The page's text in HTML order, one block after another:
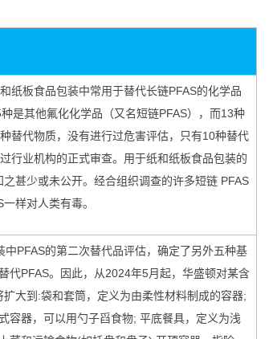
纸板食品包装中常用于替代长链PFAS的化学品
种是其他氟化化学品（又名短链PFAS），而13种
种替代物质，没有进行过危害评估，只有10种替代
行业机构的正式审查。用于纸和纸板食品包装的
甚少或未公开。经合组织调查的许多短链 PFAS
一样对人类有毒。
中PFAS的第二次替代品评估，确定了另外五种基
代PFAS。因此，从2024年5月起，华盛顿对某含
大到 :袋和套筒，定义为由柔性材料制成的容器;
容器，可以用勺子舀食物; 平底餐具，定义为浅